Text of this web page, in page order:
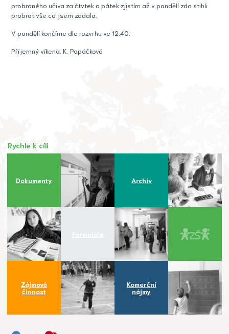
probraného učiva za čtvtek a pátek zjistím až v pondělí zda stihli
probrat vše co jsem zadala.
V pondělí končíme dle rozvrhu ve 12:40.
Příjemný víkend. K. Papáčková
Rychle k cíli
Dokumenty Archiv
Zájmová
činnost
Komerční
nájmy